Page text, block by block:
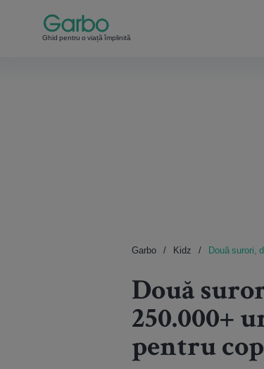
Ghid pentru o viață împlinită
Garbo Kidz Două surori,
Două
250.000+
pentru